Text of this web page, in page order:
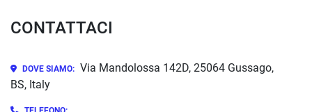
CONTATTACI
DOVE SIAMO: Via Mandolossa 142D, 25064 Gussago,
BS, Italy